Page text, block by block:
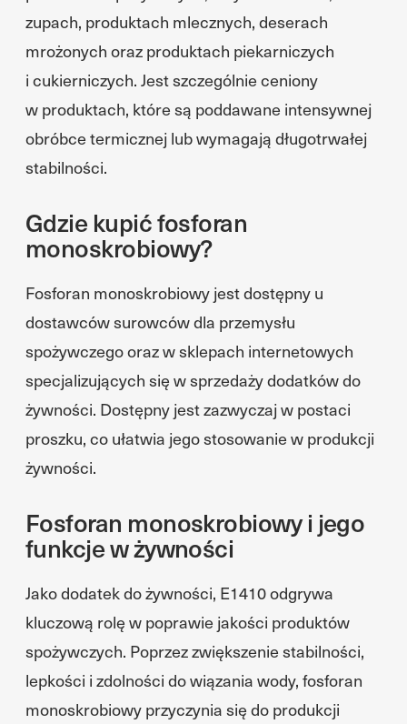
zupach, produktach mlecznych, deserach
mrożonych oraz produktach piekarniczych
i cukierniczych. Jest szczególnie ceniony
w produktach, które są poddawane intensywnej
obróbce termicznej lub wymagają długotrwałej
stabilności.
Gdzie kupić fosforan
monoskrobiowy?
Fosforan monoskrobiowy jest dostępny u
dostawców surowców dla przemysłu
spożywczego oraz w sklepach internetowych
specjalizujących się w sprzedaży dodatków do
żywności. Dostępny jest zazwyczaj w postaci
proszku, co ułatwia jego stosowanie w produkcji
żywności.
Fosforan monoskrobiowy i jego
funkcje w żywności
Jako dodatek do żywności, E1410 odgrywa
kluczową rolę w poprawie jakości produktów
spożywczych. Poprzez zwiększenie stabilności,
lepkości i zdolności do wiązania wody, fosforan
monoskrobiowy przyczynia się do produkcji